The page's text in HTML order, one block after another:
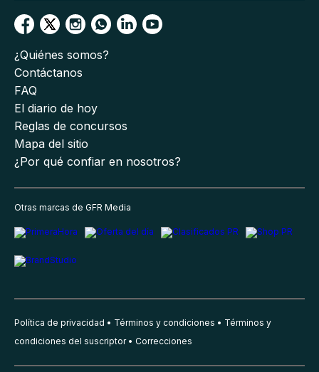
¿Quiénes somos?
Contáctanos
FAQ
El diario de hoy
Reglas de concursos
Mapa del sitio
¿Por qué confiar en nosotros?
Otras marcas de GFR Media
Política de privacidad Términos y condiciones
Términos y
condiciones del suscriptor
Correcciones